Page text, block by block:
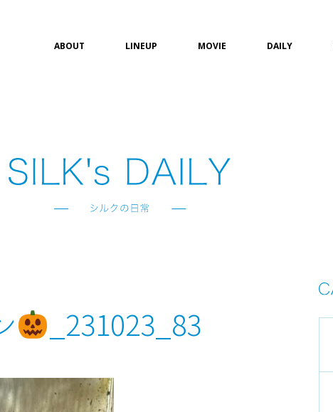
ABOUT LINEUP MOVIE DAILY
_231023_83